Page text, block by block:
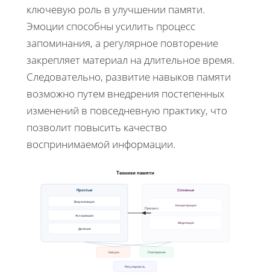
ключевую роль в улучшении памяти.
Эмоции способны усилить процесс
запоминания, а регулярное повторение
закрепляет материал на длительное время.
Следовательно, развитие навыков памяти
возможно путем внедрения постепенных
изменений в повседневную практику, что
позволит повысить качество
воспринимаемой информации.
Техники памяти
Простые
Визуализация
Ассоциации
Деление
Сложные
Концентрация
Медитация
Прогресс
Эмоции Повторение
Регулярность